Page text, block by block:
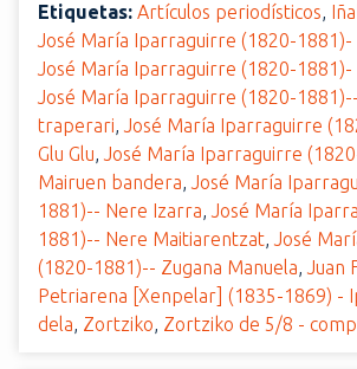
Etiquetas: Artículos periodísticos,
José María Iparraguirre (1820-1881)-
José María Iparraguirre (1820-
José María Iparraguirre (1820-
traperari, José María Iparraguirre
Glu Glu, José María Iparraguirre
Mairuen bandera, José María
1881)-- Nere Izarra, José María
1881)-- Nere Maitiarentzat, José
(1820-1881)-- Zugana Manuela, Juan
Petriarena [Xenpelar] (1835-1869) -
dela, Zortziko, Zortziko de 5/8 -